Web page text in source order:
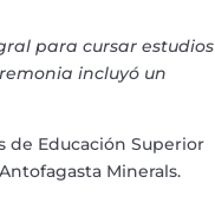
para cursar estudios
incluyó un
de Educación Superior
Minerals.